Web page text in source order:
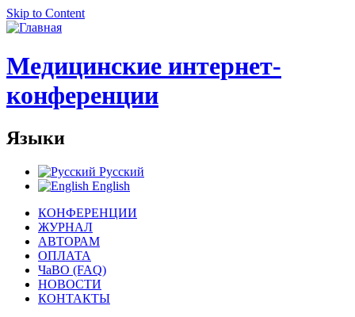
Skip to Content
Медицинские интернет-
конференции
Языки
Русский
English
КОНФЕРЕНЦИИ
ЖУРНАЛ
АВТОРАМ
ОПЛАТА
ЧаВО (FAQ)
НОВОСТИ
КОНТАКТЫ